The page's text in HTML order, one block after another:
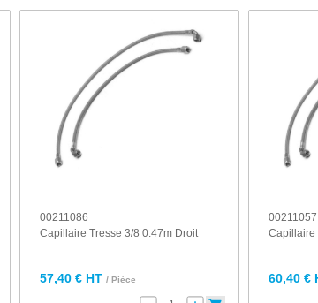
00211086
Capillaire Tresse 3/8 0.47m Droit
57,40 € HT / Pièce
00211057
Capillaire
60,40 €